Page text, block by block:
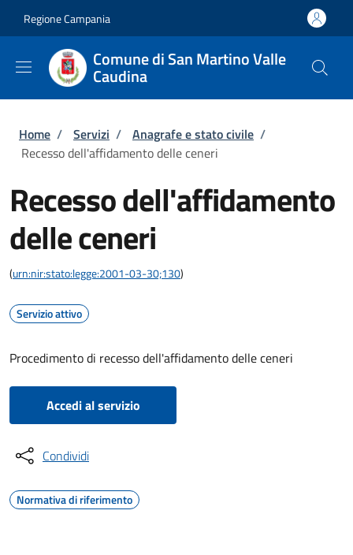
Regione Campania
Comune di San Martino Valle
Caudina
Briciole di pane
Home / Servizi / Anagrafe e stato civile /
Recesso dell'affidamento delle ceneri
Recesso dell'affidamento
delle ceneri
(urn:nir:stato:legge:2001-03-30;130)
Servizio attivo
Procedimento di recesso dell'affidamento delle ceneri
Accedi al servizio
Condividi
Normativa di riferimento